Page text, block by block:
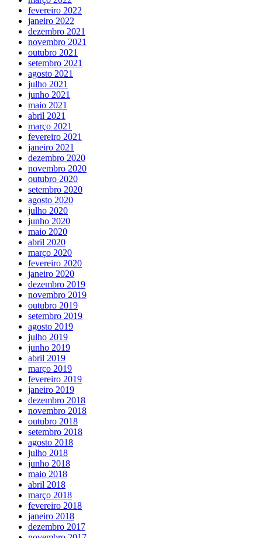
fevereiro 2022
janeiro 2022
dezembro 2021
novembro 2021
outubro 2021
setembro 2021
agosto 2021
julho 2021
junho 2021
maio 2021
abril 2021
março 2021
fevereiro 2021
janeiro 2021
dezembro 2020
novembro 2020
outubro 2020
setembro 2020
agosto 2020
julho 2020
junho 2020
maio 2020
abril 2020
março 2020
fevereiro 2020
janeiro 2020
dezembro 2019
novembro 2019
outubro 2019
setembro 2019
agosto 2019
julho 2019
junho 2019
abril 2019
março 2019
fevereiro 2019
janeiro 2019
dezembro 2018
novembro 2018
outubro 2018
setembro 2018
agosto 2018
julho 2018
junho 2018
maio 2018
abril 2018
março 2018
fevereiro 2018
janeiro 2018
dezembro 2017